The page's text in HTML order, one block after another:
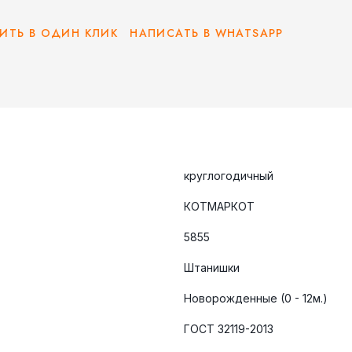
В ОДИН КЛИК НАПИСАТЬ В WHATSAPP
круглогодичный
КОТМАРКОТ
5855
Штанишки
Новорожденные (0 - 12м.)
ГОСТ 32119-2013